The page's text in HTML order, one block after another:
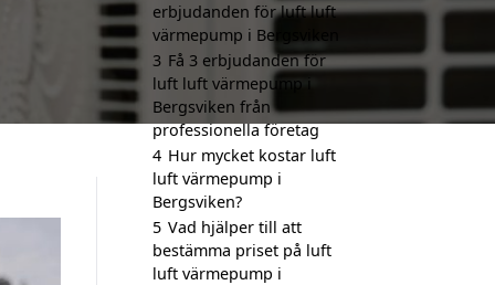
erbjudanden för luft luft
värmepump i Bergsviken
3 Få 3 erbjudanden för
luft luft värmepump i
Bergsviken från
professionella företag
4 Hur mycket kostar luft
luft värmepump i
Bergsviken?
5 Vad hjälper till att
bestämma priset på luft
luft värmepump i